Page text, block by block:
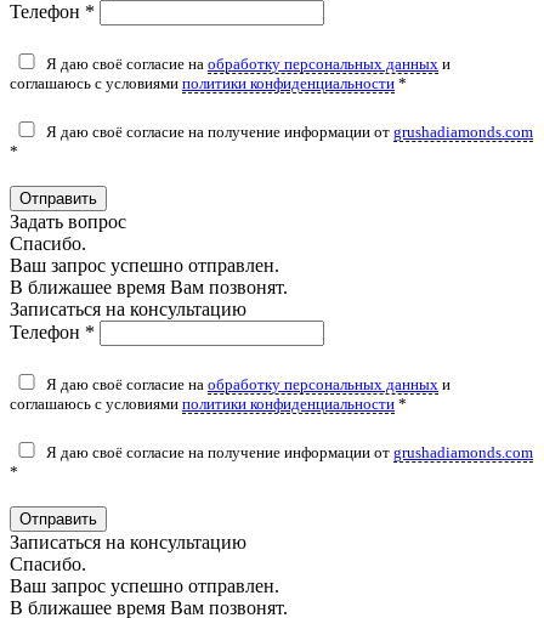
Телефон *
Я даю своё согласие на обработку персональных данных и
соглашаюсь с условиями политики конфиденциальности *
Я даю своё согласие на получение информации от grushadiamonds.com
*
Отправить
Задать вопрос
Спасибо.
Ваш запрос успешно отправлен.
В ближашее время Вам позвонят.
Записаться на консультацию
Телефон *
Я даю своё согласие на обработку персональных данных и
соглашаюсь с условиями политики конфиденциальности *
Я даю своё согласие на получение информации от grushadiamonds.com
*
Отправить
Записаться на консультацию
Спасибо.
Ваш запрос успешно отправлен.
В ближашее время Вам позвонят.